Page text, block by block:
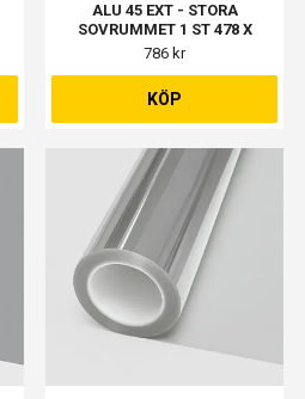
ALU 45 EXT - STORA
SOVRUMMET 1 ST 478 X
1378MM
786 kr
KÖP